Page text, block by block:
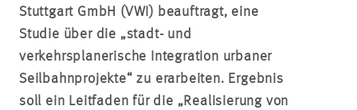
Stuttgart GmbH (VWI) beauftragt, eine
Studie über die „stadt- und
verkehrsplanerische Integration urbaner
Seilbahnprojekte“ zu erarbeiten. Ergebnis
soll ein Leitfaden für die „Realisierung von